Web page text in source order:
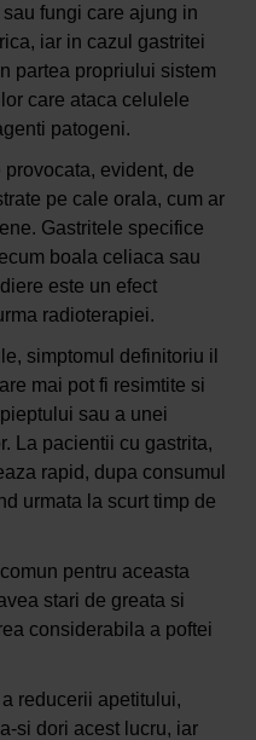
fungi care ajung in
iar in cazul gastritei
partea propriului sistem
care ataca celulele
patogeni.
evident, de
pe cale orala, cum ar
Gastritele specifice
boala celiaca sau
este un efect
radioterapiei.
simptomul definitoriu il
mai pot fi resimtite si
sau a unei
La pacientii cu gastrita,
rapid, dupa consumul
urmata la scurt timp de
pentru aceasta
stari de greata si
considerabila a poftei
reducerii apetitului,
si dori acest lucru, iar